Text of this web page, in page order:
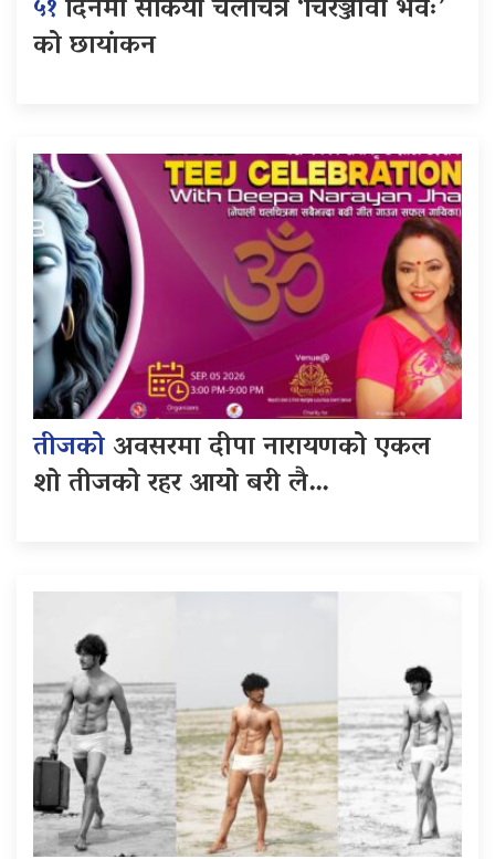
५१दिनमा सकियो चलचित्र ‘चिरञ्जीवी भवः’
को छायांकन
तीजकोअवसरमा दीपा नारायणको एकल
शो तीजको रहर आयो बरी लै…